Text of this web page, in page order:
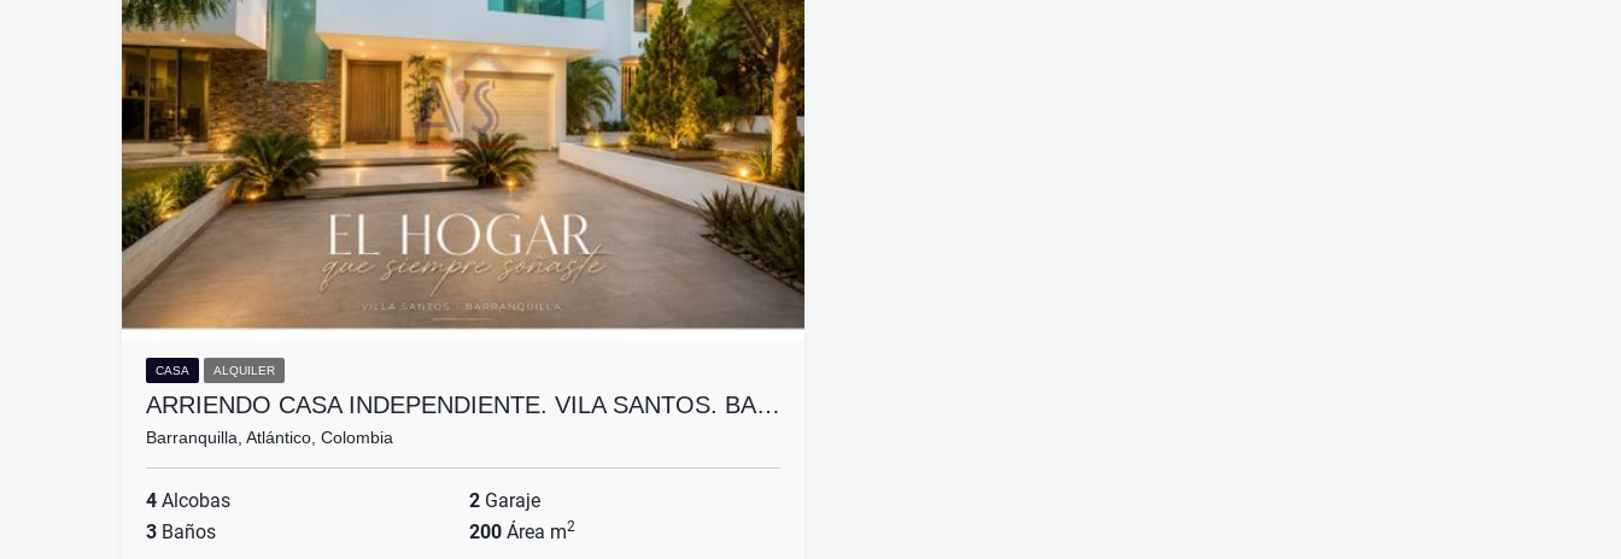
CASA ALQUILER
ARRIENDO CASA INDEPENDIENTE. VILA SANTOS. BA…
Barranquilla, Atlántico, Colombia
4 Alcobas 2 Garaje
3 Baños 200 Área m2